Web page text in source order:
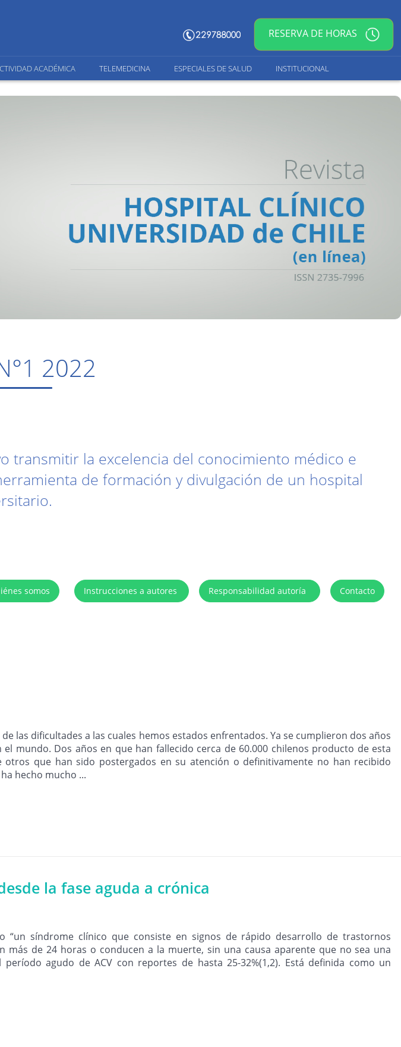
RESERVA DE HORAS
ACADÉMICA TELEMEDICINA ESPECIALES DE SALUD INSTITUCIONAL
2022
transmitir la excelencia del conocimiento médico e
de formación y divulgación de un hospital
somos Instrucciones a autores Responsabilidad autoría Contacto
las dificultades a las cuales hemos estados enfrentados. Ya se cumplieron dos años
mundo. Dos años en que han fallecido cerca de 60.000 chilenos producto de esta
que han sido postergados en su atención o definitivamente no han recibido
hecho mucho ...
la fase aguda a crónica
“un síndrome clínico que consiste en signos de rápido desarrollo de trastornos
de 24 horas o conducen a la muerte, sin una causa aparente que no sea una
agudo de ACV con reportes de hasta 25-32%(1,2). Está definida como un